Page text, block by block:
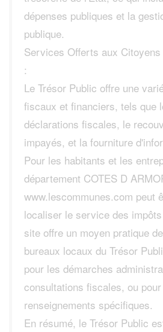
dépenses publiques et la
publique.
Services Offerts aux
:
Le Trésor Public offre une
fiscaux et financiers, tels que
déclarations fiscales, le
impayés, et la fourniture
Pour les habitants et les
département COTES D
www.lescommunes.com peut
localiser le service des
site offre un moyen pratique
bureaux locaux du Trésor
pour les démarches
consultations fiscales, ou
renseignements spécifiques.
En résumé, le Trésor Public